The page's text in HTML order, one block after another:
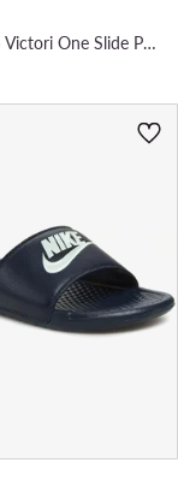
Ciabatte · Victori One Slide Print CN9678 001 · Nero